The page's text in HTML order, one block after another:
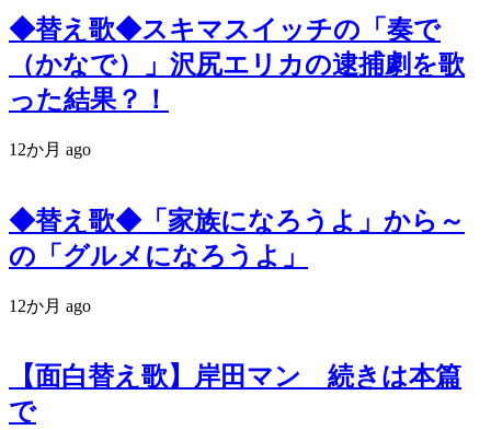
◆替え歌◆スキマスイッチの「奏で
（かなで）」沢尻エリカの逮捕劇を歌
った結果？！
12か月 ago
◆替え歌◆「家族になろうよ」から～
の「グルメになろうよ」
12か月 ago
【面白替え歌】岸田マン 続きは本篇
で